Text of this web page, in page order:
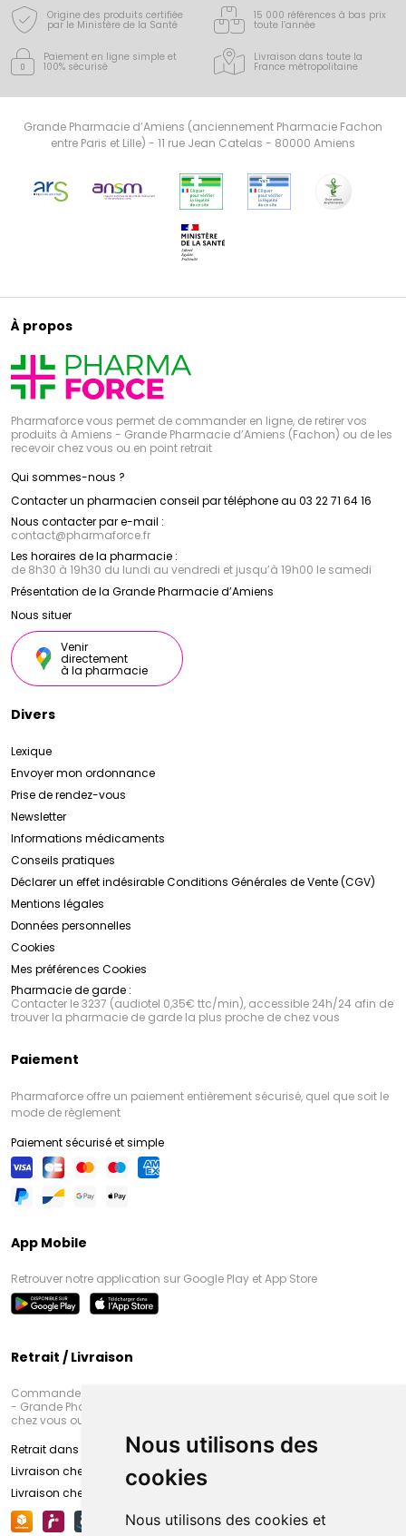
Nous utilisons des
cookies
Nous utilisons des cookies et
Origine des produits certifiée
par le Ministère de la Santé
15 000 références à bas prix
toute l’année
Paiement en ligne simple et
100% sécurisé
Livraison dans toute la
France métropolitaine
Grande Pharmacie d’Amiens (anciennement Pharmacie Fachon
entre Paris et Lille) - 11 rue Jean Catelas - 80000 Amiens
À propos
Pharmaforce vous permet de commander en ligne, de retirer vos
produits à Amiens - Grande Pharmacie d’Amiens (Fachon) ou de les
recevoir chez vous ou en point retrait
Qui sommes-nous ?
Contacter un pharmacien conseil par téléphone au 03 22 71 64 16
Nous contacter par e-mail :
contact@pharmaforce.fr
Les horaires de la pharmacie :
de 8h30 à 19h30 du lundi au vendredi et jusqu’à 19h00 le samedi
Présentation de la Grande Pharmacie d’Amiens
Nous situer
Venir
directement
à la pharmacie
Divers
Lexique
Envoyer mon ordonnance
Prise de rendez-vous
Newsletter
Informations médicaments
Conseils pratiques
Déclarer un effet indésirableConditions Générales de Vente (CGV)
Mentions légales
Données personnelles
Cookies
Mes préférences Cookies
Pharmacie de garde :
Contacter le 3237 (audiotel 0,35€ ttc/min), accessible 24h/24 afin de
trouver la pharmacie de garde la plus proche de chez vous
Paiement
Pharmaforce offre un paiement entièrement sécurisé, quel que soit le
mode de règlement
Paiement sécurisé et simple
App Mobile
Retrouver notre application sur Google Play et App Store
Retrait / Livraison
Commandez en ligne et venez chercher votre commande à Amiens
- Grande Pharmacie d’Amiens (Fachon) ou recevez-là rapidement
chez vous ou en point retrait
Retrait dans la pharmacie d’Amiens
Livraison chez vous
Livraison chez votre commerçant